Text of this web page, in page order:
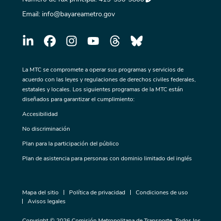
Email: info@bayareametro.gov
La MTC se compromete a operar sus programas y servicios de
acuerdo con las leyes y regulaciones de derechos civiles federales,
estatales y locales. Los siguientes programas de la MTC están
diseñados para garantizar el cumplimiento:
Accesibilidad
No discriminación
Plan para la participación del público
Plan de asistencia para personas con dominio limitado del inglés
Mapa del sitio Política de privacidad
Condiciones de uso
Avisos legales